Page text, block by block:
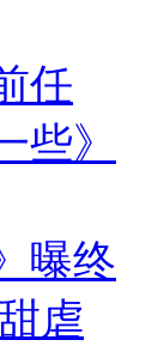
任
些》
曝终
虐